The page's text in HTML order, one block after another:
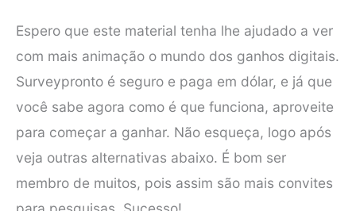
Espero que este material tenha lhe ajudado a ver
com mais animação o mundo dos ganhos digitais.
Surveypronto é seguro e paga em dólar, e já que
você sabe agora como é que funciona, aproveite
para começar a ganhar. Não esqueça, logo após
veja outras alternativas abaixo. É bom ser
membro de muitos, pois assim são mais convites